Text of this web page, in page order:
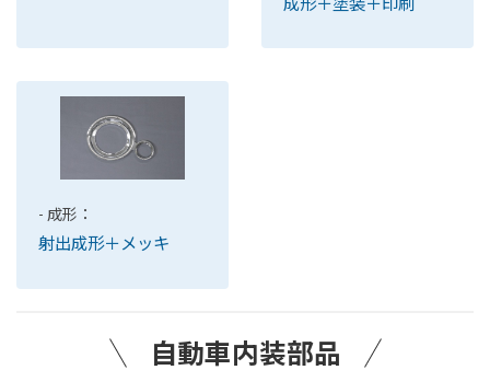
- 成形：
射出成形＋メッキ
自動車内装部品